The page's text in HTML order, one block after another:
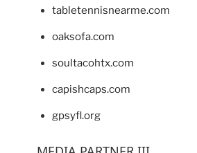
tabletennisnearme.com
oaksofa.com
soultacohtx.com
capishcaps.com
gpsyfl.org